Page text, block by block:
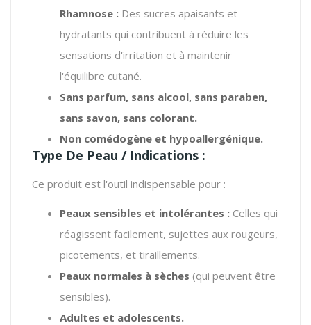
Rhamnose : Des sucres apaisants et
hydratants qui contribuent à réduire les
sensations d'irritation et à maintenir
l'équilibre cutané.
Sans parfum, sans alcool, sans paraben,
sans savon, sans colorant.
Non comédogène et hypoallergénique.
Type De Peau / Indications :
Ce produit est l'outil indispensable pour :
Peaux sensibles et intolérantes : Celles qui
réagissent facilement, sujettes aux rougeurs,
picotements, et tiraillements.
Peaux normales à sèches (qui peuvent être
sensibles).
Adultes et adolescents.